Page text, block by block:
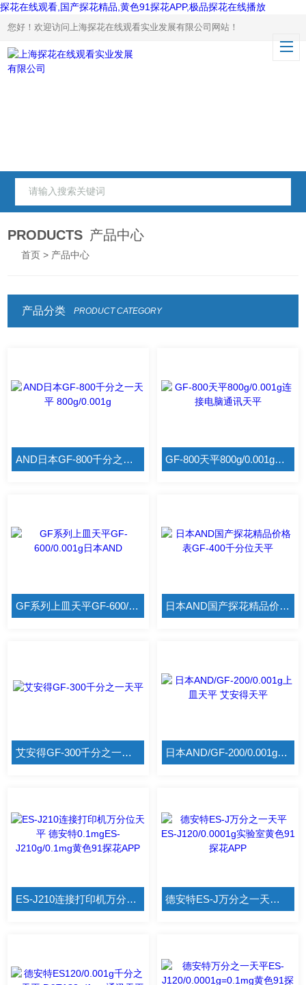
探花在线观看,国产探花精品,黄色91探花APP,极品探花在线播放
您好！欢迎访问上海探花在线观看实业发展有限公司网站！
PRODUCTS 产品中心
首页 > 产品中心
产品分类 PRODUCT CATEGORY
AND日本GF-800千分之一天平 800g/0.001g GF-800天平800g/0.001g连接电脑通讯天平
GF系列上皿天平GF-600/0.001g日本AND 日本AND国产探花精品价格表GF-400千分位天平
艾安得GF-300千分之一天平 日本AND/GF-200/0.001g上皿天平 艾安得天平
ES-J210连接打印机万分位天平 德安特0.1mgES-J210g/0.1mg黄色91探花APP 德安特ES-J万分之一天平 ES-J120/0.0001g实验室黄色91探花APP